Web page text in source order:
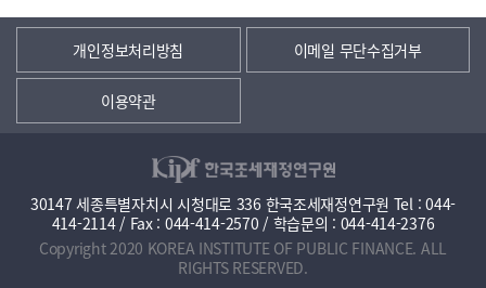
개인정보처리방침 이메일 무단수집거부
이용약관
30147 세종특별자치시 시청대로 336 한국조세재정연구원 Tel : 044-
414-2114 / Fax : 044-414-2570 / 학습문의 : 044-414-2376
Copyright 2020 KOREA INSTITUTE OF PUBLIC FINANCE. ALL
RIGHTS RESERVED.